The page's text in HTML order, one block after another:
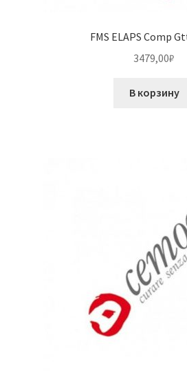
FMS ELAPS Comp
3479,00₽
В корзину